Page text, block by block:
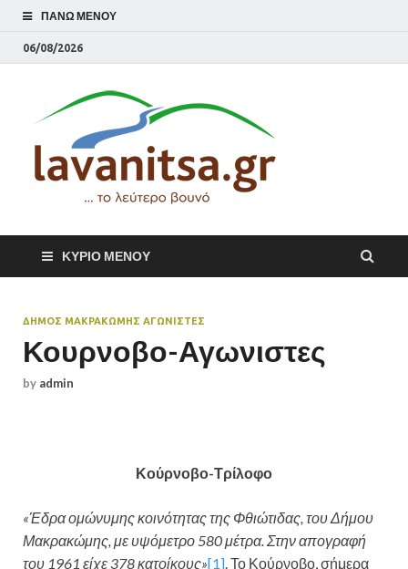
ΠΆΝΩ ΜΕΝΟΎ
06/08/2026
ΚΎΡΙΟ ΜΕΝΟΎ
ΔΗΜΟΣ ΜΑΚΡΑΚΏΜΗΣ ΑΓΩΝΙΣΤΕΣ
Κουρνοβο-Αγωνιστες
by admin
Κούρνοβο-Τρίλοφο
«Έδρα ομώνυμης κοινότητας της Φθιώτιδας, του Δήμου
Μακρακώμης, με υψόμετρο 580 μέτρα. Στην απογραφή
του 1961 είχε 378 κατοίκους»[1]. Το Κούρνοβο, σήμερα